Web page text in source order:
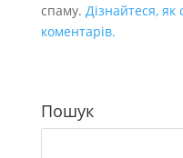
спаму. Дізнайтеся,
коментарів.
Пошук